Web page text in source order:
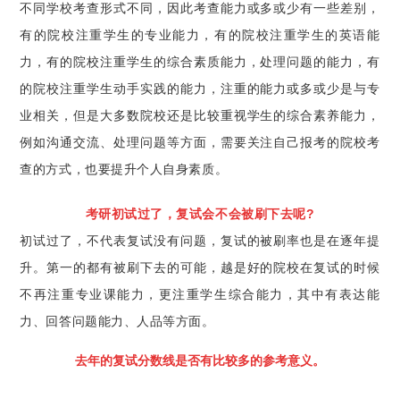
不同学校考查形式不同，因此考查能力或多或少有一些差别，
有的院校注重学生的专业能力，有的院校注重学生的英语能
力，有的院校注重学生的综合素质能力，处理问题的能力，有
的院校注重学生动手实践的能力，注重的能力或多或少是与专
业相关，但是大多数院校还是比较重视学生的综合素养能力，
例如沟通交流、处理问题等方面，需要关注自己报考的院校考
查的方式，也要提升个人自身素质。
考研初试过了，复试会不会被刷下去呢?
初试过了，不代表复试没有问题，复试的被刷率也是在逐年提
升。第一的都有被刷下去的可能，越是好的院校在复试的时候
不再注重专业课能力，更注重学生综合能力，其中有表达能
力、回答问题能力、人品等方面。
去年的复试分数线是否有比较多的参考意义。